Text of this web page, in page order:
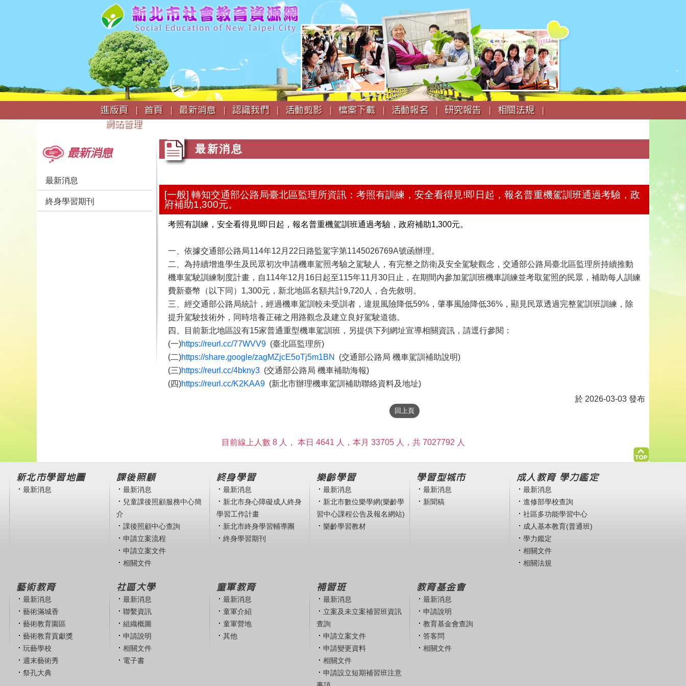
跳
到
主
要
內
容
:::
進版頁 |
首頁 | 最新消息 | 認識我們 | 活動剪影 | 檔案下載 | 活動報名 | 研究報告 |
相關法規 |
網站管理
最新消息
最新消息
終身學習期刊
最新消息
[一般] 轉知交通部公路局臺北區監理所資訊：考照有訓練，安全看得見!即日起，報名普重機駕訓班通過考驗，政
府補助1,300元。
考照有訓練，安全看得見!即日起，報名普重機駕訓班通過考驗，政府補助1,300元。
一、依據交通部公路局114年12月22日路監駕字第1145026769A號函辦理。
二、為持續增進學生及民眾初次申請機車駕照考驗之駕駛人，有完整之防衛及安全駕駛觀念，交通部公路局臺北區監理所持續推動
機車駕駛訓練制度計畫，自114年12月16日起至115年11月30日止，在期間內參加駕訓班機車訓練並考取駕照的民眾，補助每人訓練
費新臺幣（以下同）1,300元，新北地區名額共計9,720人，合先敘明。
三、經交通部公路局統計，經過機車駕訓較未受訓者，違規風險降低59%，肇事風險降低36%，顯見民眾透過完整駕訓班訓練，除
提升駕駛技術外，同時培養正確之用路觀念及建立良好駕駛道德。
四、目前新北地區設有15家普通重型機車駕訓班，另提供下列網址宣導相關資訊，請逕行參閱：
(一)https://reurl.cc/77WVV9 (臺北區監理所)
(二)https://share.google/zagMZjcE5oTj5m1BN
(交通部公路局 機車駕訓補助說明)
(三)https://reurl.cc/4bkny3 (交通部公路局 機車補助海報)
(四)https://reurl.cc/K2KAA9 (新北市辦理機車駕訓補助聯絡資料及地址)
於 2026-03-03 發布
目前線上人數 8 人， 本日 4641 人，本月 33705 人，共 7027792 人
新北市學習地圖
最新消息
課後照顧
最新消息
兒童課後照顧服務中心簡
介
課後照顧中心查詢
申請立案流程
申請立案文件
相關文件
終身學習
最新消息
新北市身心障礙成人終身
學習工作計畫
新北市終身學習輔導團
終身學習期刊
樂齡學習
最新消息
新北市數位樂學網(樂齡學
習中心課程公告及報名網站)
樂齡學習教材
學習型城市
最新消息
新聞稿
成人教育 學力鑑定
最新消息
進修部學校查詢
社區多功能學習中心
成人基本教育(普通班)
學力鑑定
相關文件
相關法規
藝術教育
最新消息
藝術滿城香
藝術教育園區
藝術教育貢獻獎
玩藝學校
週末藝術秀
祭孔大典
社區大學
最新消息
聯繫資訊
組織概圖
申請說明
相關文件
電子書
童軍教育
最新消息
童軍介紹
童軍營地
其他
補習班
最新消息
立案及未立案補習班資訊
查詢
申請立案文件
申請變更資料
相關文件
申請設立短期補習班注意
教育基金會
最新消息
申請說明
教育基金會查詢
答客問
相關文件